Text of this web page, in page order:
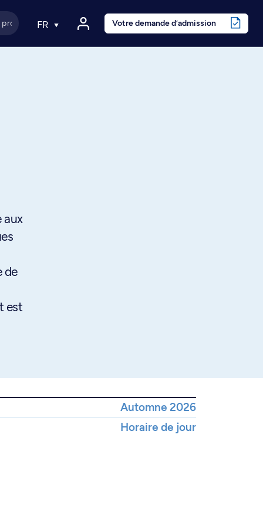
FR Votre demande d’admission
aux
de
est
Automne 2026
Horaire de jour